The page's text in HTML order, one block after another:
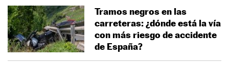
Tramos negros en las
carreteras: ¿dónde está la vía
con más riesgo de accidente
de España?